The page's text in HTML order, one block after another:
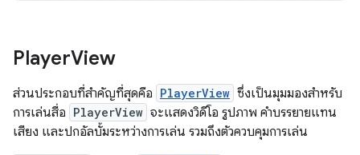
PlayerView
ส่วนประกอบที่สำคัญที่สุดคือ PlayerView ซึ่งเป็นมุมมองสำหรับ
การเล่นสื่อ PlayerView จะแสดงวิดีโอ รูปภาพ คำบรรยายแทน
เสียง และปกอัลบั้มระหว่างการเล่น รวมถึงตัวควบคุมการเล่น